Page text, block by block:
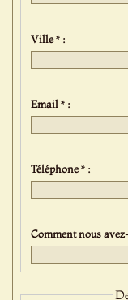
Ville * :
Email * :
Téléphone * :
Comment nous